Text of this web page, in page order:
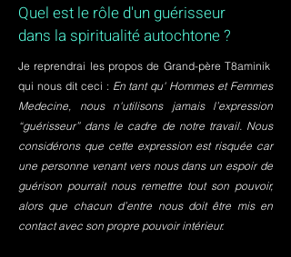
Quel est le rôle d'un guérisseur
dans la spiritualité autochtone ?
Je reprendrai les propos de Grand-père T8aminik
qui nous dit ceci : En tant qu' Hommes et Femmes
Medecine, nous n'utilisons jamais l’expression
“guérisseur” dans le cadre de notre travail. Nous
considérons que cette expression est risquée car
une personne venant vers nous dans un espoir de
guérison pourrait nous remettre tout son pouvoir,
alors que chacun d’entre nous doit être mis en
contact avec son propre pouvoir intérieur.